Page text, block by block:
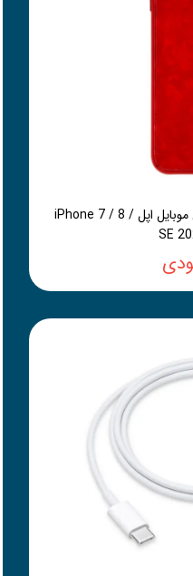
کاور مدل صدفی مناسب برای گوشی موبایل اپل iPhone 7 / 8 /
SE